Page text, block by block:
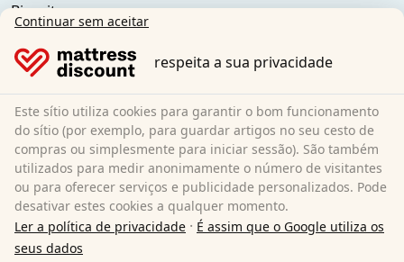
Biscoitos
Política de cancelamento
Impressão
Rescindir o contrato
Sleezzz GmbH
Grebbener Str. 7
52525 Heinsberg
Alemanha
E-Mail:customer-service@matratzen.discount
Todos os preços incluem IVA.
Continuar sem aceitar
respeita a sua privacidade
Este sítio utiliza cookies para garantir o bom funcionamento
do sítio (por exemplo, para guardar artigos no seu cesto de
compras ou simplesmente para iniciar sessão). São também
utilizados para medir anonimamente o número de visitantes
ou para oferecer serviços e publicidade personalizados. Pode
desativar estes cookies a qualquer momento.
Ler a política de privacidade · É assim que o Google utiliza os
seus dados